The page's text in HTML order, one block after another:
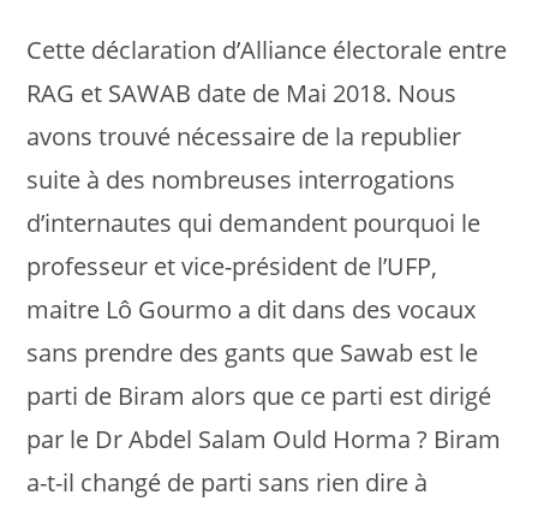
Cette déclaration d’Alliance électorale entre
RAG et SAWAB date de Mai 2018. Nous
avons trouvé nécessaire de la republier
suite à des nombreuses interrogations
d’internautes qui demandent pourquoi le
professeur et vice-président de l’UFP,
maitre Lô Gourmo a dit dans des vocaux
sans prendre des gants que Sawab est le
parti de Biram alors que ce parti est dirigé
par le Dr Abdel Salam Ould Horma ? Biram
a-t-il changé de parti sans rien dire à